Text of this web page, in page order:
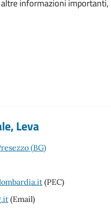
informazioni
Leva
(BG)
(PEC)
(Email)